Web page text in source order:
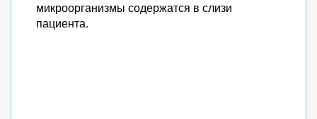
микроорганизмы содержатся в слизи
пациента.